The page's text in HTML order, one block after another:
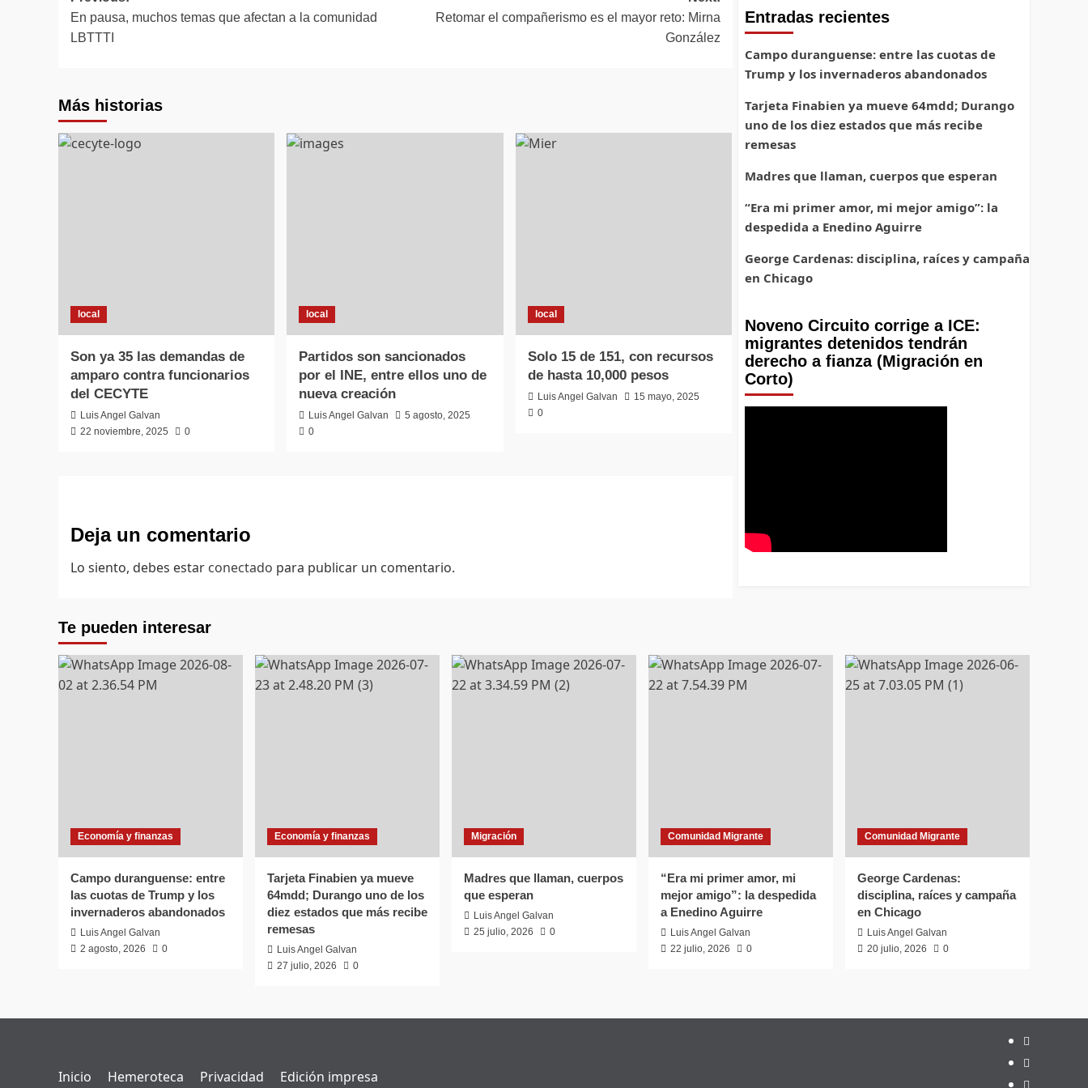
navigation
En pausa, muchos temas que afectan a la comunidad
LBTTTI
Retomar el compañerismo es el mayor reto: Mirna
González
Más historias
local
Son ya 35 las demandas de
amparo contra funcionarios
del CECYTE
Luis Angel Galvan
22 noviembre, 2025
0
local
Partidos son sancionados
por el INE, entre ellos uno de
nueva creación
Luis Angel Galvan
5 agosto, 2025
0
local
Solo 15 de 151, con recursos
de hasta 10,000 pesos
Luis Angel Galvan
15 mayo, 2025
0
Deja un comentario
Lo siento, debes estar conectado para publicar un comentario.
Entradas recientes
Campo duranguense: entre las cuotas de
Trump y los invernaderos abandonados
Tarjeta Finabien ya mueve 64mdd; Durango
uno de los diez estados que más recibe
remesas
Madres que llaman, cuerpos que esperan
“Era mi primer amor, mi mejor amigo”: la
despedida a Enedino Aguirre
George Cardenas: disciplina, raíces y campaña
en Chicago
Noveno Circuito corrige a ICE:
migrantes detenidos tendrán
derecho a fianza (Migración en
Corto)
Te pueden interesar
Economía y finanzas
Campo duranguense: entre
las cuotas de Trump y los
invernaderos abandonados
Luis Angel Galvan
2 agosto, 2026
0
Economía y finanzas
Tarjeta Finabien ya mueve
64mdd; Durango uno de los
diez estados que más recibe
remesas
Luis Angel Galvan
27 julio, 2026
0
Migración
Madres que llaman, cuerpos
que esperan
Luis Angel Galvan
25 julio, 2026
0
Comunidad Migrante
“Era mi primer amor, mi
mejor amigo”: la despedida
a Enedino Aguirre
Luis Angel Galvan
22 julio, 2026
0
Comunidad Migrante
George Cardenas:
disciplina, raíces y campaña
en Chicago
Luis Angel Galvan
20 julio, 2026
0
Inicio Hemeroteca Privacidad Edición impresa
Inicio
Hemeroteca
Privacidad